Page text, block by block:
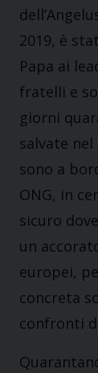
2019, è
Papa ai
fratelli e
giorni
salvate
sono a
ONG, in
sicuro
un
europei,
concreta
confronti